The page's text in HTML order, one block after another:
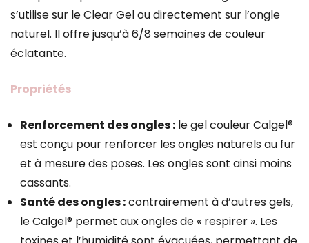
s’utilise sur le Clear Gel ou directement sur l’ongle
naturel. Il offre jusqu’à 6/8 semaines de couleur
éclatante.
Propriétés
Renforcement des ongles : le gel couleur Calgel®
est conçu pour renforcer les ongles naturels au fur
et à mesure des poses. Les ongles sont ainsi moins
cassants.
Santé des ongles :contrairement à d’autres gels,
le Calgel® permet aux ongles de « respirer ». Les